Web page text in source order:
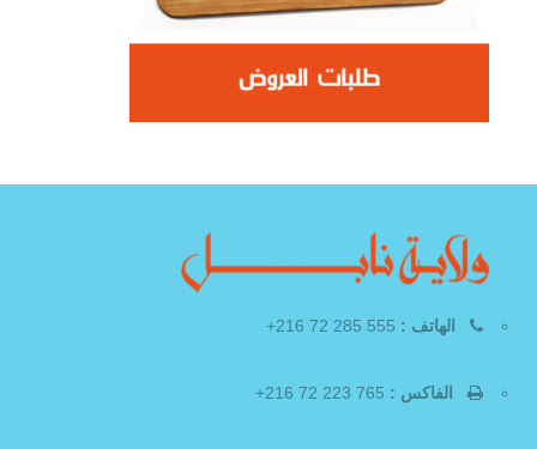
الهاتف :
الفاكس :